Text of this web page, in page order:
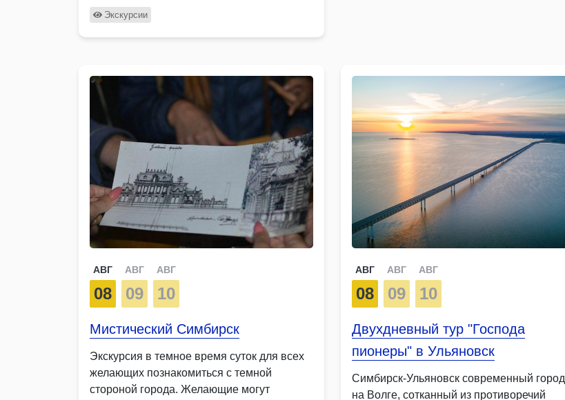
Экскурсии
АВГ
08
АВГ
09
АВГ
10
Мистический Симбирск
Экскурсия в темное время суток для всех
желающих познакомиться с темной
стороной города. Желающие могут
АВГ
08
АВГ
09
АВГ
10
Двухдневный тур "Господа
пионеры" в Ульяновск
Симбирск-Ульяновск современный город
на Волге, сотканный из противоречий